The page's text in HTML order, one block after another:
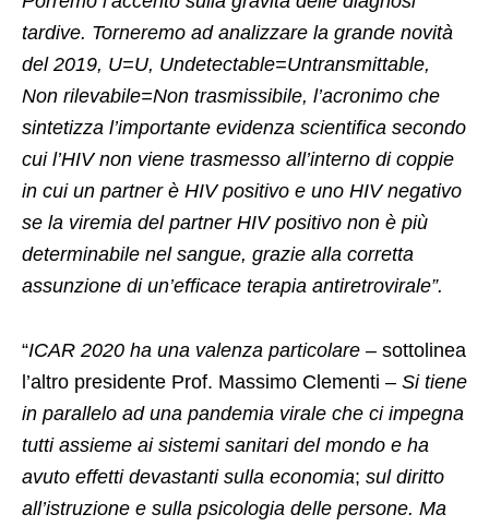
tardive. Torneremo ad analizzare la grande novità
del 2019, U=U, Undetectable=Untransmittable,
Non rilevabile=Non trasmissibile, l’acronimo che
sintetizza l’importante evidenza scientifica secondo
cui l’HIV non viene trasmesso all’interno di coppie
in cui un partner è HIV positivo e uno HIV negativo
se la viremia del partner HIV positivo non è più
determinabile nel sangue, grazie alla corretta
assunzione di un’efficace terapia antiretrovirale”.
“ICAR 2020 ha una valenza particolare – sottolinea
l’altro presidente Prof. Massimo Clementi – Si tiene
in parallelo ad una pandemia virale che ci impegna
tutti assieme ai sistemi sanitari del mondo e ha
avuto effetti devastanti sulla economia; sul diritto
all’istruzione e sulla psicologia delle persone. Ma